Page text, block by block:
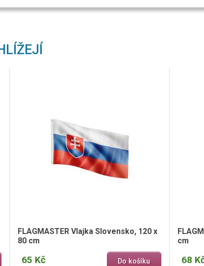
FLAGMASTER Vlajka Slovensko, 120 x
80 cm
65 Kč Do košíku
cm
68